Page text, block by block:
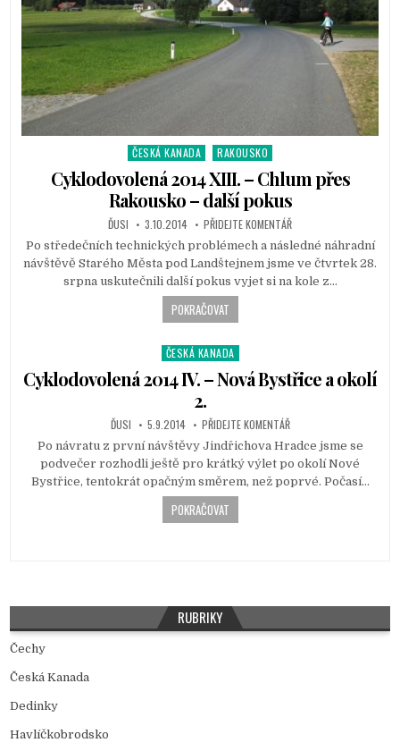
P
o
s
t
d
i
n
ČESKÁ KANADA RAKOUSKO
Cyklodovolená 2014 XIII. – Chlum přes
Rakousko – další pokus
ĎUSI 3.10.2014 PŘIDEJTE KOMENTÁŘ
Po středečních technických problémech a následné náhradní
návštěvě Starého Města pod Landštejnem jsme ve čtvrtek 28.
srpna uskutečnili další pokus vyjet si na kole z…
POKRAČOVAT
P
s
e
d
i
n
ČESKÁ KANADA
Cyklodovolená 2014 IV. – Nová Bystřice a okolí
2.
ĎUSI 5.9.2014 PŘIDEJTE KOMENTÁŘ
Po návratu z první návštěvy Jindřichova Hradce jsme se
podvečer rozhodli ještě pro krátký výlet po okolí Nové
Bystřice, tentokrát opačným směrem, než poprvé. Počasí…
POKRAČOVAT
RUBRIKY
Čechy
Česká Kanada
Dedinky
Havlíčkobrodsko